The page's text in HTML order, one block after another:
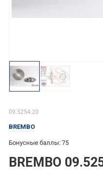
09.5254.20
BREMBO
Бонусные баллы: 75
BREMBO